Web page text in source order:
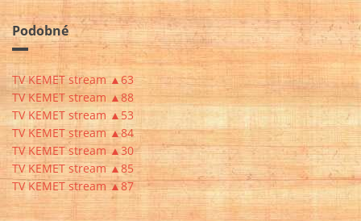
Podobné
TV KEMET stream ▲63
TV KEMET stream ▲88
TV KEMET stream ▲53
TV KEMET stream ▲84
TV KEMET stream ▲30
TV KEMET stream ▲85
TV KEMET stream ▲87